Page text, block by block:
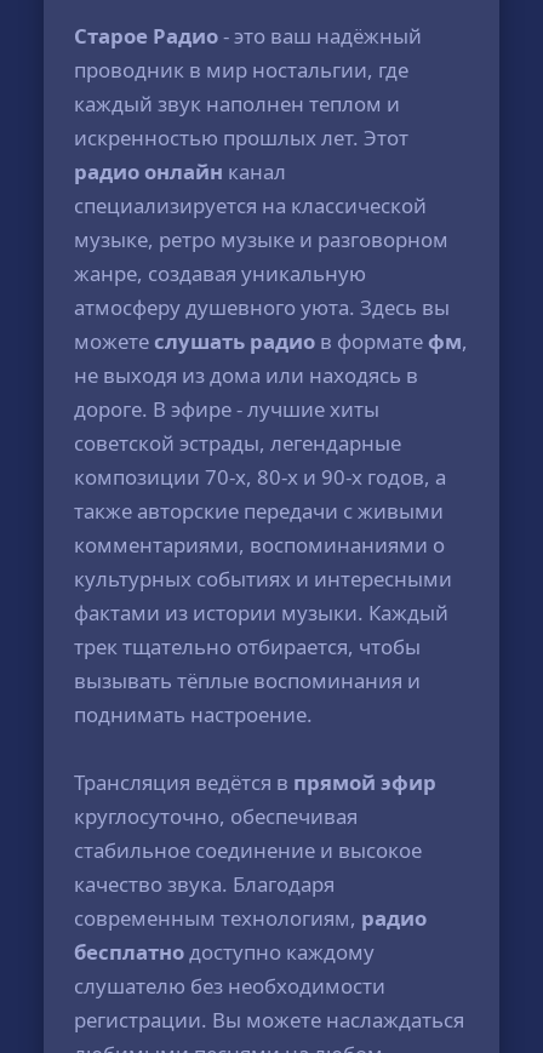
Старое Радио- это ваш надёжный
проводник в мир ностальгии, где
каждый звук наполнен теплом и
искренностью прошлых лет. Этот
радио онлайн канал
специализируется на классической
музыке, ретро музыке и разговорном
жанре, создавая уникальную
атмосферу душевного уюта. Здесь вы
можете слушать радио в формате фм,
не выходя из дома или находясь в
дороге. В эфире - лучшие хиты
советской эстрады, легендарные
композиции 70-х, 80-х и 90-х годов, а
также авторские передачи с живыми
комментариями, воспоминаниями о
культурных событиях и интересными
фактами из истории музыки. Каждый
трек тщательно отбирается, чтобы
вызывать тёплые воспоминания и
поднимать настроение.
Трансляция ведётся в прямой эфир
круглосуточно, обеспечивая
стабильное соединение и высокое
качество звука. Благодаря
современным технологиям, радио
бесплатнодоступно каждому
слушателю без необходимости
регистрации. Вы можете наслаждаться